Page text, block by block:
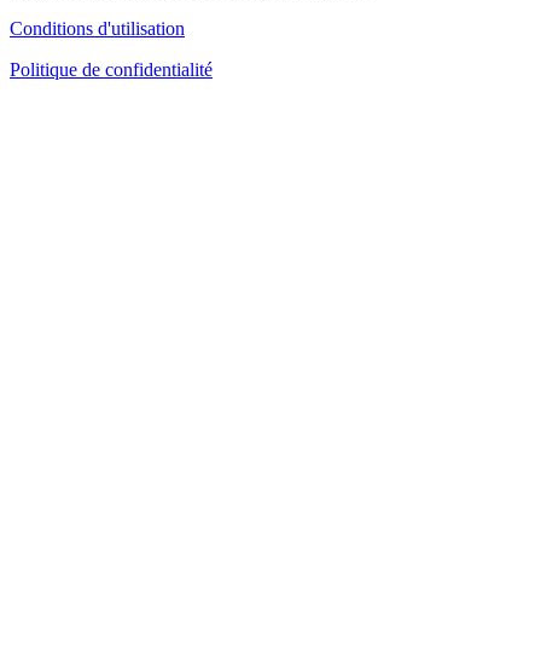
Conditions d'utilisation
Politique de confidentialité